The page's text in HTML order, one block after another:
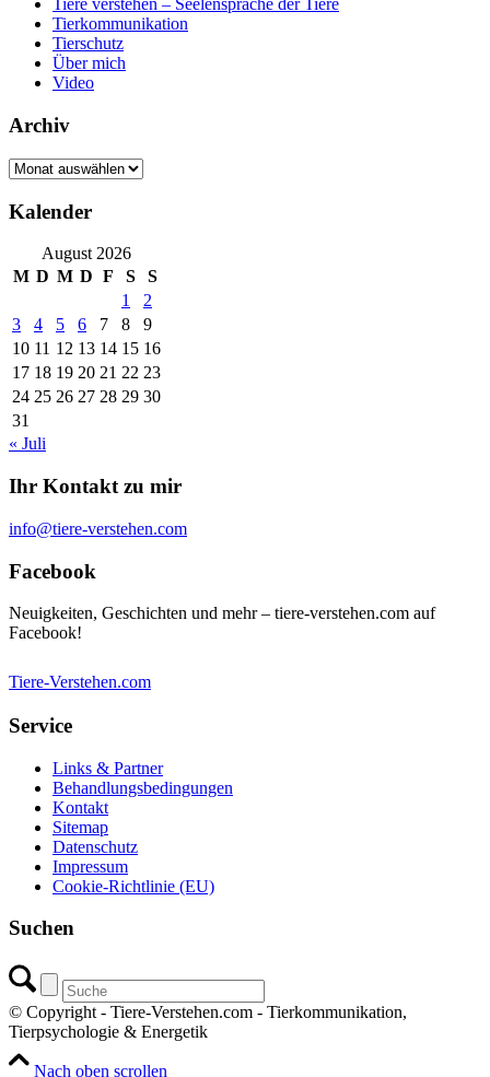
Tiere verstehen – Seelensprache der Tiere
Tierkommunikation
Tierschutz
Über mich
Video
Archiv
Archiv
Kalender
August 2026
M D M D F S
S
1
2
3
4 5 6 7 8
9
10 11 12 13 14 15 16
17 18 19 20 21 22 23
24 25 26 27 28 29 30
31
« Juli
Ihr Kontakt zu mir
info@tiere-verstehen.com
Facebook
Neuigkeiten, Geschichten und mehr – tiere-verstehen.com auf
Facebook!
Tiere-Verstehen.com
Service
Links & Partner
Behandlungsbedingungen
Kontakt
Sitemap
Datenschutz
Impressum
Cookie-Richtlinie (EU)
Suchen
© Copyright - Tiere-Verstehen.com - Tierkommunikation,
Tierpsychologie & Energetik
Nach oben scrollen